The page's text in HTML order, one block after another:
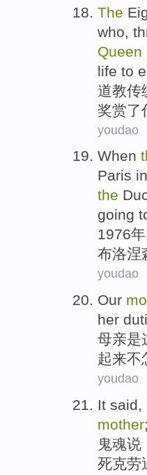
The
who,
Queen
life to
道教传
奖赏了
youdao
When
Paris in
the
going
1976年
布洛涅
youdao
Our
her
母亲是
起来不
youdao
It said,
mother;
鬼魂说
死克劳